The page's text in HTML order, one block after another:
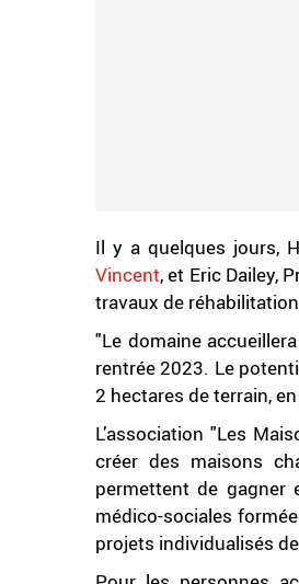
Il y a quelques jours,
Vincent, et Eric Dailey,
travaux de
"Le domaine
rentrée 2023. Le
2 hectares de terrain,
L’association "Les
créer des maisons
permettent de gagner
médico-sociales
projets individualisés